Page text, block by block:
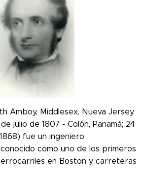
Amboy, Middlesex, Nueva Jersey,
julio de 1807 - Colón, Panamá; 24
fue un ingeniero
como uno de los primeros
en Boston y carreteras